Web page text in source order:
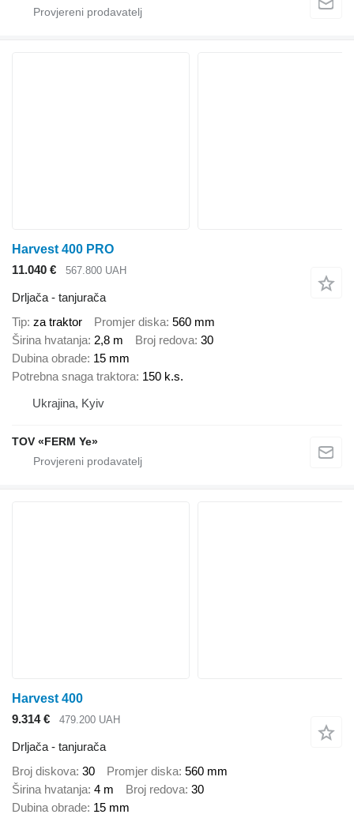
Harvest 400 PRO
11.040 €
567.800 UAH
Drljača - tanjurača
Tip za traktor Promjer diska 560 mm
Širina hvatanja 2,8 m Broj redova 30
Dubina obrade 15 mm
Potrebna snaga traktora 150 k.s.
Ukrajina, Kyiv
TOV «FERM Ye»
Harvest 400
9.314 €
479.200 UAH
Drljača - tanjurača
Broj diskova 30 Promjer diska 560 mm
Širina hvatanja 4 m Broj redova 30
Dubina obrade 15 mm